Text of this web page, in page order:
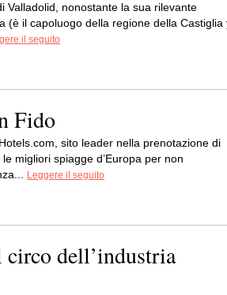
Valladolid, nonostante la sua rilevante
(è il capoluogo della regione della Castiglia
il seguito
Fido
sito leader nella prenotazione di
migliori spiagge d’Europa per non
Leggere il seguito
dell’industria